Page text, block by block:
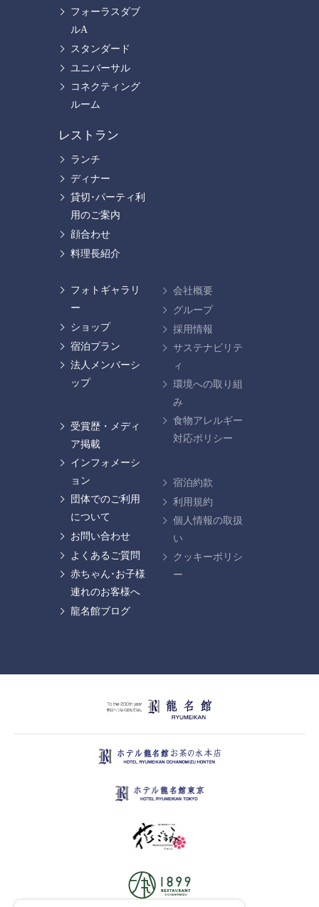
フォーラスダブ
ルA
スタンダード
ユニバーサル
コネクティング
ルーム
レストラン
ランチ
ディナー
貸切･パーティ利
用のご案内
顔合わせ
料理長紹介
フォトギャラリ
ー
ショップ
宿泊プラン
法人メンバーシ
ップ
受賞歴・メディ
ア掲載
インフォメーシ
ョン
団体でのご利用
について
お問い合わせ
よくあるご質問
赤ちゃん･お子様
連れのお客様へ
龍名館ブログ
会社概要
グループ
採用情報
サステナビリテ
ィ
環境への取り組
み
食物アレルギー
対応ポリシー
宿泊約款
利用規約
個人情報の取扱
い
クッキーポリシ
ー